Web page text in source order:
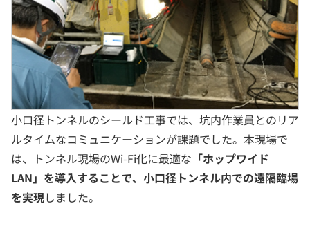
小口径トンネルのシールド工事では、坑内作業員とのリア
ルタイムなコミュニケーションが課題でした。本現場で
は、トンネル現場のWi-Fi化に最適な 「ホップワイド
LAN」を導入することで、小口径トンネル内での遠隔臨場
を実現しました。